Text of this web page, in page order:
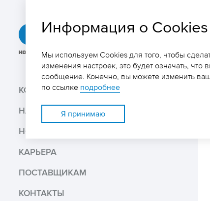
ГРК
КОМПАНИЯ
НАШ БИЗНЕС
НОВОСТИ И МЕДИА
КАРЬЕРА
ПОСТАВЩИКАМ
КОНТАКТЫ
Поиск
Поделиться
Распечатать
Информация о Cookies
Мы используем Cookies для того, чтобы
изменения настроек, это будет означать,
сообщение. Конечно, вы можете изменить
по ссылке подробнее
Я принимаю